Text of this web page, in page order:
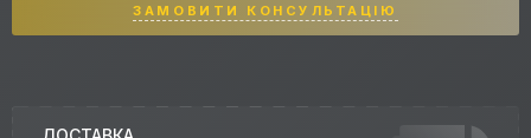
ЗАМОВИТИ КОНСУЛЬТАЦІЮ